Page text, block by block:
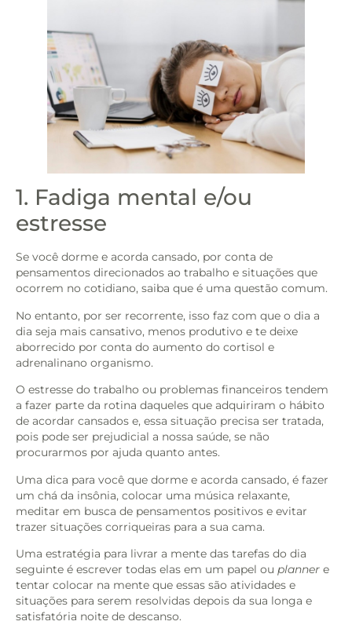
1. Fadiga mental e/ou
estresse
Se você dorme e acorda cansado, por conta de
pensamentos direcionados ao trabalho e situações que
ocorrem no cotidiano, saiba que é uma questão comum.
No entanto, por ser recorrente, isso faz com que o dia a
dia seja mais cansativo, menos produtivo e te deixe
aborrecido por conta do aumento do cortisol e
adrenalinano organismo.
O estresse do trabalho ou problemas financeiros tendem
a fazer parte da rotina daqueles que adquiriram o hábito
de acordar cansados e, essa situação precisa ser tratada,
pois pode ser prejudicial a nossa saúde, se não
procurarmos por ajuda quanto antes.
Uma dica para você que dorme e acorda cansado, é fazer
um chá da insônia, colocar uma música relaxante,
meditar em busca de pensamentos positivos e evitar
trazer situações corriqueiras para a sua cama.
Uma estratégia para livrar a mente das tarefas do dia
seguinte é escrever todas elas em um papel ou planner e
tentar colocar na mente que essas são atividades e
situações para serem resolvidas depois da sua longa e
satisfatória noite de descanso.